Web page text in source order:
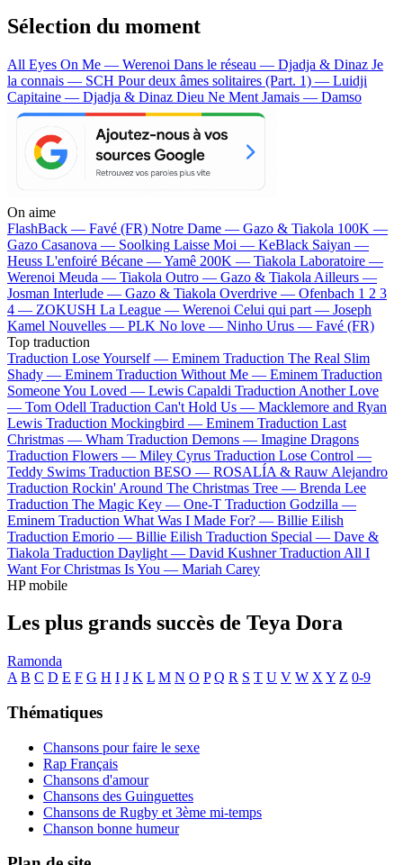
Sélection du moment
All Eyes On Me — Werenoi Dans le réseau — Djadja & Dinaz Je
la connais — SCH Pour deux âmes solitaires (Part. 1) — Luidji
Capitaine — Djadja & Dinaz Dieu Ne Ment Jamais — Damso
On aime
FlashBack — Favé (FR) Notre Dame — Gazo & Tiakola 100K —
Gazo Casanova — Soolking Laisse Moi — KeBlack Saiyan —
Heuss L'enfoiré Bécane —Yamê 200K — Tiakola Laboratoire —
Werenoi Meuda — Tiakola Outro — Gazo & Tiakola Ailleurs —
Josman Interlude — Gazo & Tiakola Overdrive — Ofenbach 1 2 3
4 — ZOKUSH La League — Werenoi Celui qui part — Joseph
Kamel Nouvelles — PLK No love — Ninho Urus — Favé (FR)
Top traduction
Traduction Lose Yourself — Eminem Traduction The Real Slim
Shady — Eminem Traduction Without Me — Eminem Traduction
Someone You Loved — Lewis Capaldi Traduction Another Love
— Tom Odell Traduction Can't Hold Us — Macklemore and Ryan
Lewis Traduction Mockingbird — Eminem Traduction Last
Christmas — Wham Traduction Demons — Imagine Dragons
Traduction Flowers — Miley Cyrus Traduction Lose Control —
Teddy Swims Traduction BESO — ROSALÍA & Rauw Alejandro
Traduction Rockin' Around The Christmas Tree — Brenda Lee
Traduction The Magic Key — One-T Traduction Godzilla —
Eminem Traduction What Was I Made For? — Billie Eilish
Traduction Emorio — Billie Eilish Traduction Special — Dave &
Tiakola Traduction Daylight — David Kushner Traduction All I
Want For Christmas Is You — Mariah Carey
HP mobile
Les plus grands succès de Teya Dora
Ramonda
A B C D E F G H I J K L M N O P Q R S T U V W X Y Z 0-9
Thématiques
Chansons pour faire le sexe
Rap Français
Chansons d'amour
Chansons des Guinguettes
Chansons de Rugby et 3ème mi-temps
Chanson bonne humeur